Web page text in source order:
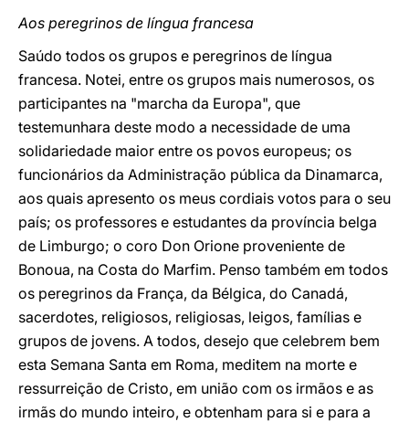
Aos peregrinos de língua francesa
Saúdo todos os grupos e peregrinos de língua
francesa. Notei, entre os grupos mais numerosos, os
participantes na "marcha da Europa", que
testemunhara deste modo a necessidade de uma
solidariedade maior entre os povos europeus; os
funcionários da Administração pública da Dinamarca,
aos quais apresento os meus cordiais votos para o seu
país; os professores e estudantes da província belga
de Limburgo; o coro Don Orione proveniente de
Bonoua, na Costa do Marfim. Penso também em todos
os peregrinos da França, da Bélgica, do Canadá,
sacerdotes, religiosos, religiosas, leigos, famílias e
grupos de jovens. A todos, desejo que celebrem bem
esta Semana Santa em Roma, meditem na morte e
ressurreição de Cristo, em união com os irmãos e as
irmãs do mundo inteiro, e obtenham para si e para a